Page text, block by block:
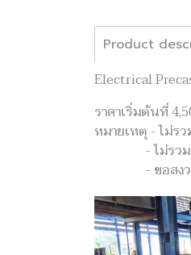
Product
Electrical
ราคาเริ่มต้นที่
หมายเหตุ - ไม่รว
- ไม่รวม
- ขอสงวนสิท